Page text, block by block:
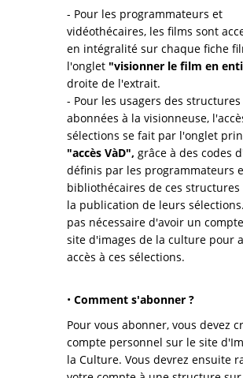
- Pour les programmateurs et
vidéothécaires, les films sont
en intégralité sur chaque fiche
l'onglet "visionner le film en
droite de l'extrait.
- Pour les usagers des structures
abonnées à la visionneuse,
sélections se fait par l'onglet
"accès VàD", grâce à des codes
définis par les programmateurs
bibliothécaires de ces structures
la publication de leurs
pas nécessaire d'avoir un
site d'images de la culture pour
accès à ces sélections.
• Comment s'abonner ?
Pour vous abonner, vous devez
compte personnel sur le site
la Culture. Vous devrez ensuite